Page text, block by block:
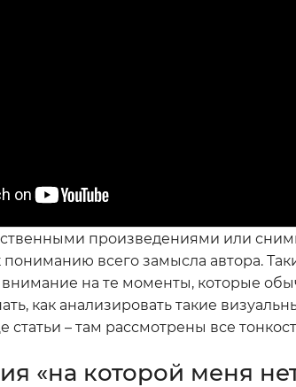
произведениями или
всего замысла автора.
внимание на те моменты, которые
как анализировать такие
статьи – там рассмотрены все
«на которой меня